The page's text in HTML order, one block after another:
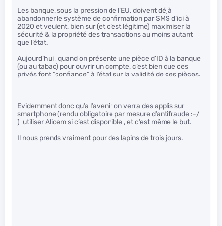
Les banque, sous la pression de l’EU, doivent déjà
abandonner le système de confirmation par SMS d’ici à
2020 et veulent, bien sur (et c’est légitime) maximiser la
sécurité & la propriété des transactions au moins autant
que l’état.
Aujourd’hui , quand on présente une pièce d’ID à la banque
(ou au tabac) pour ouvrir un compte, c’est bien que ces
privés font “confiance” à l’état sur la validité de ces pièces.
Evidemment donc qu’a l’avenir on verra des applis sur
smartphone (rendu obligatoire par mesure d’antifraude :-/
) utiliser Alicem si c’est disponible , et c’est même le but.
Il nous prends vraiment pour des lapins de trois jours.